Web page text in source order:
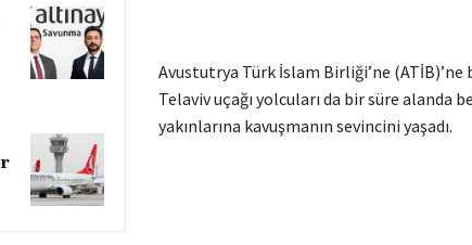
Avustutrya Türk İslam Birliği’ne (ATİB)’ne
Telaviv uçağı yolcuları da bir süre alanda
yakınlarına kavuşmanın sevincini yaşadı.